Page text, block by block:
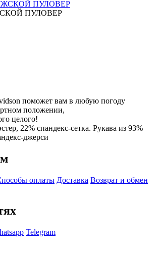
ПУЛОВЕР
поможет вам в любую погоду
положении,
целого!
22% спандекс-сетка. Рукава из 93%
джерси
оплаты Доставка Возврат и обмен
Telegram